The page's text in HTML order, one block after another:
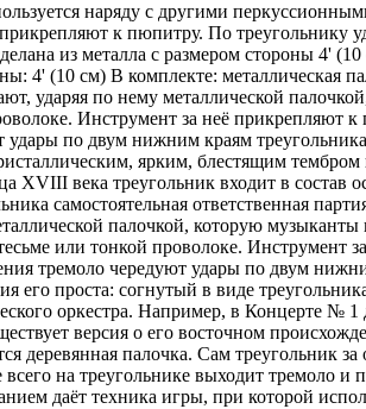
наряду с другими
к пюпитру. По треугольнику
из металла с размером стороны 4' (10
4' (10 см) В комплекте: металлическая
ударяя по нему металлической
Инструмент за неё прикрепляют
удары по двум нижним краям
ярким, блестящим
XVIII века треугольник входит в
самостоятельная ответственная
палочкой, которую
или тонкой проволоке. Инструмент
тремоло чередуют удары по двум
его проста: согнутый в виде
оркестра. Например, в Концерте №
версия о его восточном
деревянная палочка. Сам треугольник
на треугольнике выходит тремоло и
даёт техника игры, при которой